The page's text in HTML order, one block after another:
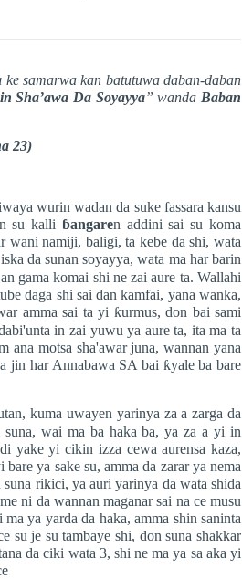
ke samarwa kan batutuwa daban-daban
Sha’awa Da Soyayya” wanda Baban
23)
wurin wadan da suke fassara kansu
su kalli ɓangaren addini sai su koma
wani namiji, baligi, ta kebe da shi, wata
da sunan soyayya, wata ma har barin
gama komai shi ne zai aure ta. Wallahi
daga shi sai dan kamfai, yana wanka,
amma sai ta yi ƙurmus, don bai sami
in zai yuwu ya aure ta, ita ma ta
ana motsa sha'awar juna, wannan yana
jin har Annabawa SA bai ƙyale ba bare
kuma uwayen yarinya za a zarga da
suna, wai ma ba haka ba, ya za a yi in
yake yi cikin izza cewa aurensa kaza,
ya sake su, amma da zarar ya nema
rikici, ya auri yarinya da wata shida
ni da wannan maganar sai na ce musu
ya yarda da haka, amma shin saninta
su je su tambaye shi, don suna shakkar
da ciki wata 3, shi ne ma ya sa aka yi